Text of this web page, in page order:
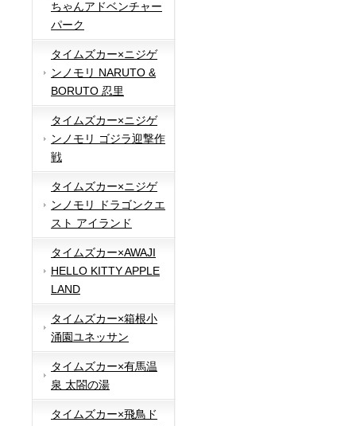
ちゃんアドベンチャー
パーク
タイムズカー×ニジゲ
ンノモリ NARUTO &
BORUTO 忍里
タイムズカー×ニジゲ
ンノモリ ゴジラ迎撃作
戦
タイムズカー×ニジゲ
ンノモリ ドラゴンクエ
スト アイランド
タイムズカー×AWAJI
HELLO KITTY APPLE
LAND
タイムズカー×箱根小
涌園ユネッサン
タイムズカー×有馬温
泉 太閤の湯
タイムズカー×飛鳥ド